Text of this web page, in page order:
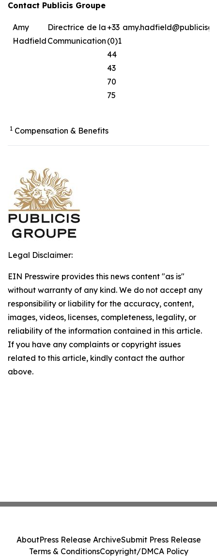
Contact Publicis Groupe
Amy
Hadfield
Directrice de la
Communication
+33
(0)1
44
43
70
75
1 Compensation & Benefits
Legal Disclaimer:
EIN Presswire provides this news content "as is"
without warranty of any kind. We do not accept any
responsibility or liability for the accuracy, content,
images, videos, licenses, completeness, legality, or
reliability of the information contained in this article.
If you have any complaints or copyright issues
related to this article, kindly contact the author
above.
AboutPress Release ArchiveSubmit Press Release
Terms & ConditionsCopyright/DMCA Policy